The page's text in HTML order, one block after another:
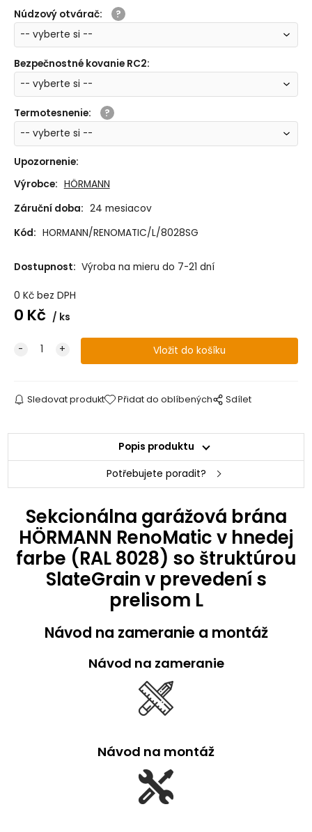
Núdzový otvárač:
Bezpečnostné kovanie RC2:
Termotesnenie:
Upozornenie:
Výrobce: HÖRMANN
Záruční doba: 24 mesiacov
Kód: HORMANN/RENOMATIC/L/8028SG
Dostupnost: Výroba na mieru do 7-21 dní
0 Kč bez DPH
0 Kč ks
Sledovat produkt Přidat do oblíbených Sdílet
Popis produktu
Potřebujete poradit?
Sekcionálna garážová brána
HÖRMANN RenoMatic v hnedej
farbe (RAL 8028) so štruktúrou
SlateGrain v prevedení s
prelisom L
Návod na zameranie a montáž
Návod na zameranie
Návod na montáž